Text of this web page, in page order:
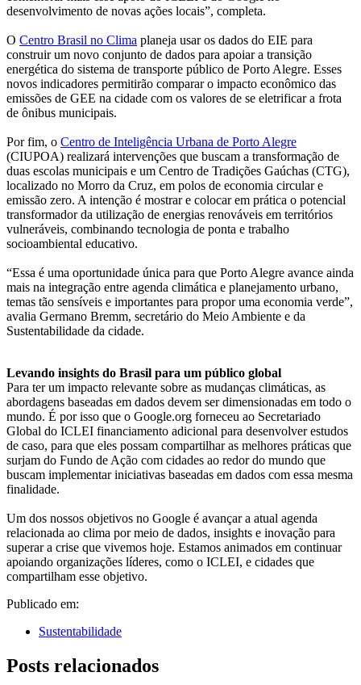
desenvolvimento de novas ações locais”, completa.
O Centro Brasil no Clima planeja usar os dados do EIE para
construir um novo conjunto de dados para apoiar a transição
energética do sistema de transporte público de Porto Alegre. Esses
novos indicadores permitirão comparar o impacto econômico das
emissões de GEE na cidade com os valores de se eletrificar a frota
de ônibus municipais.
Por fim, o Centro de Inteligência Urbana de Porto Alegre
(CIUPOA) realizará intervenções que buscam a transformação de
duas escolas municipais e um Centro de Tradições Gaúchas (CTG),
localizado no Morro da Cruz, em polos de economia circular e
emissão zero. A intenção é mostrar e colocar em prática o potencial
transformador da utilização de energias renováveis em territórios
vulneráveis, combinando tecnologia de ponta e trabalho
socioambiental educativo.
“Essa é uma oportunidade única para que Porto Alegre avance ainda
mais na integração entre agenda climática e planejamento urbano,
temas tão sensíveis e importantes para propor uma economia verde”,
avalia Germano Bremm, secretário do Meio Ambiente e da
Sustentabilidade da cidade.
Levando insights do Brasil para um público global
Para ter um impacto relevante sobre as mudanças climáticas, as
abordagens baseadas em dados devem ser dimensionadas em todo o
mundo. É por isso que o Google.org forneceu ao Secretariado
Global do ICLEI financiamento adicional para desenvolver estudos
de caso, para que eles possam compartilhar as melhores práticas que
surjam do Fundo de Ação com cidades ao redor do mundo que
buscam implementar iniciativas baseadas em dados com essa mesma
finalidade.
Um dos nossos objetivos no Google é avançar a atual agenda
relacionada ao clima por meio de dados, insights e inovação para
superar a crise que vivemos hoje. Estamos animados em continuar
apoiando organizações líderes, como o ICLEI, e cidades que
compartilham esse objetivo.
Publicado em:
Sustentabilidade
Posts relacionados